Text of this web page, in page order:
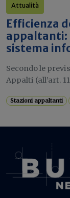
Attualità
Efficienza
appaltanti:
sistema
Secondo le
Appalti (all’art.
Stazioni appaltanti